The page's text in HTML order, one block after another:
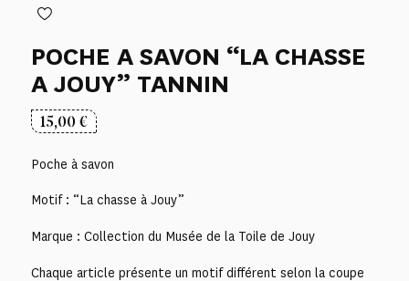
POCHE A SAVON “LA CHASSE
A JOUY” TANNIN
15,00€
Poche à savon
Motif : “La chasse à Jouy”
Marque : Collection du Musée de la Toile de Jouy
Chaque article présente un motif différent selon la coupe